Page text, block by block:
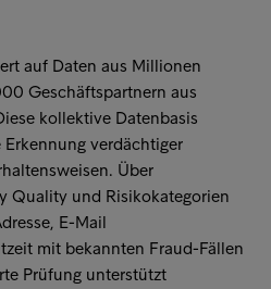
auf Daten aus Millionen
Geschäftspartnern aus
kollektive Datenbasis
verdächtiger
Über
Quality und Risikokategorien
E-Mail
mit bekannten Fraud-Fällen
Prüfung unterstützt